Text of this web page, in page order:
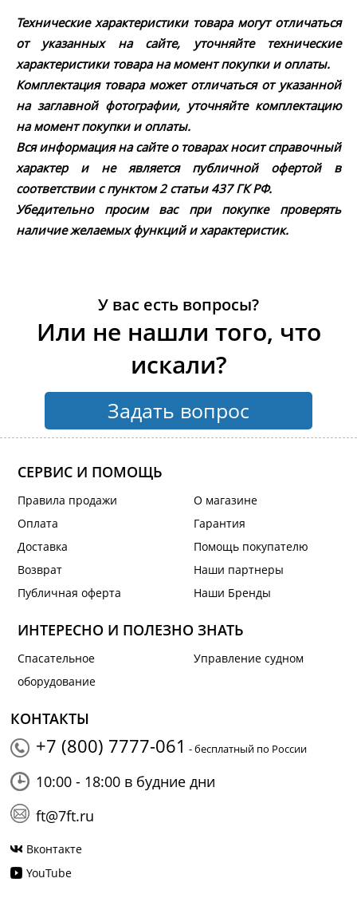
Технические характеристики товара могут отличаться
от указанных на сайте, уточняйте технические
характеристики товара на момент покупки и оплаты.
Комплектация товара может отличаться от указанной
на заглавной фотографии, уточняйте комплектацию
на момент покупки и оплаты.
Вся информация на сайте о товарах носит справочный
характер и не является публичной офертой в
соответствии с пунктом 2 статьи 437 ГК РФ.
Убедительно просим вас при покупке проверять
наличие желаемых функций и характеристик.
У вас есть вопросы?
Или не нашли того, что
искали?
Задать вопрос
СЕРВИС И ПОМОЩЬ
Правила продажи
Оплата
Доставка
Возврат
Публичная оферта
О магазине
Гарантия
Помощь покупателю
Наши партнеры
Наши Бренды
ИНТЕРЕСНО И ПОЛЕЗНО ЗНАТЬ
Спасательное
оборудование
Управление судном
КОНТАКТЫ
+7 (800) 7777-061 - бесплатный по России
10:00 - 18:00 в будние дни
ft@7ft.ru
Вконтакте
YouTube